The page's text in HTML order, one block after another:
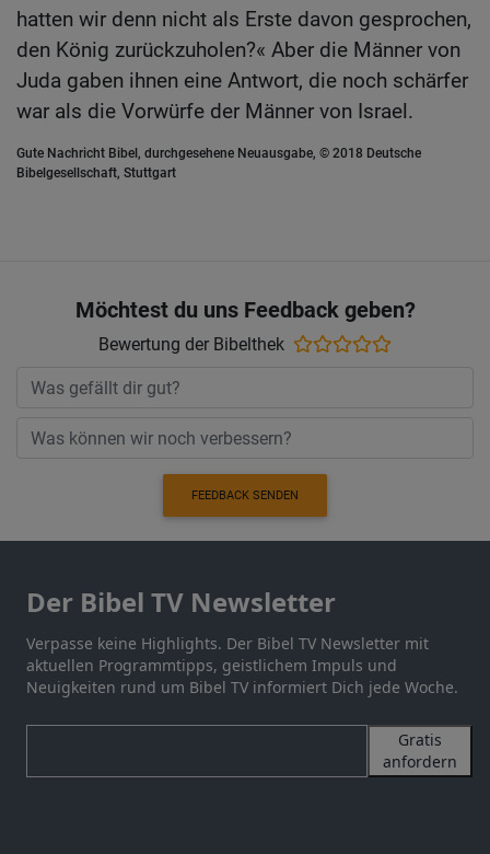
hatten wir denn nicht als Erste davon gesprochen,
den König zurückzuholen?« Aber die Männer von
Juda gaben ihnen eine Antwort, die noch schärfer
war als die Vorwürfe der Männer von Israel.
Gute Nachricht Bibel, durchgesehene Neuausgabe, © 2018 Deutsche
Bibelgesellschaft, Stuttgart
Möchtest du uns Feedback geben?
Bewertung der Bibelthek
FEEDBACK SENDEN
Der Bibel TV Newsletter
Verpasse keine Highlights. Der Bibel TV Newsletter mit
aktuellen Programmtipps, geistlichem Impuls und
Neuigkeiten rund um Bibel TV informiert Dich jede Woche.
Gratis
anfordern